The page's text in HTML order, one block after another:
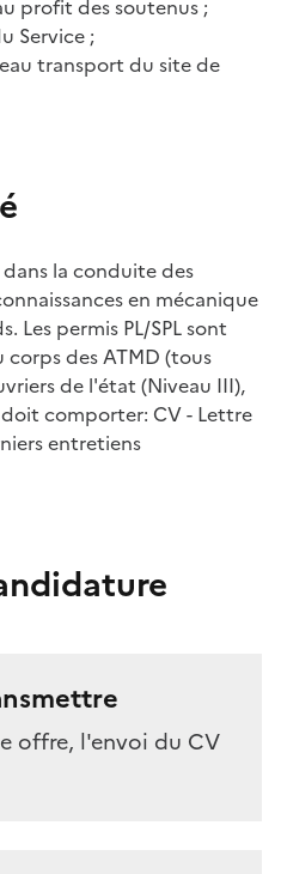
profit des soutenus ;
Service ;
transport du site de
dans la conduite des
en mécanique
Les permis PL/SPL sont
corps des ATMD (tous
de l'état (Niveau III),
comporter: CV - Lettre
entretiens
offre, l'envoi du CV